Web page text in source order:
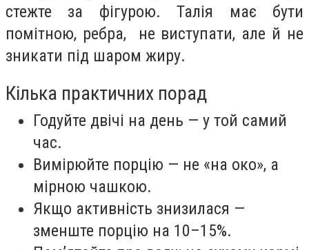
стежте за фігурою. Талія має бути
помітною, ребра, не виступати, але й не
зникати під шаром жиру.
Кілька практичних порад
Годуйте двічі на день — у той самий
час.
Вимірюйте порцію — не «на око», а
мірною чашкою.
Якщо активність знизилася —
зменште порцію на 10–15%.